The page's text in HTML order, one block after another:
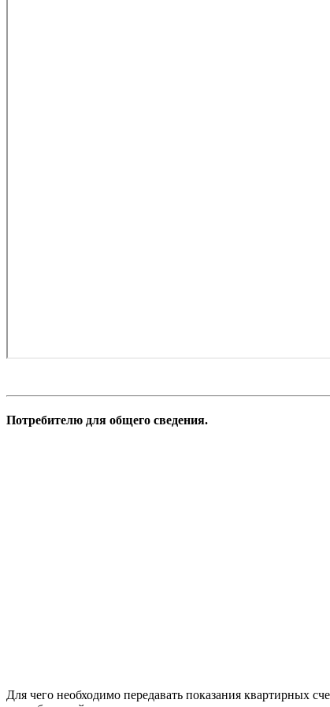
Потребителю для общего сведения.
Для чего необходимо передавать показания квартирных